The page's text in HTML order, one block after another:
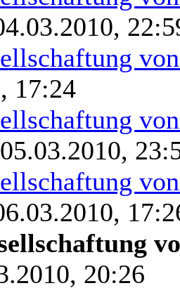
17:24
20:26